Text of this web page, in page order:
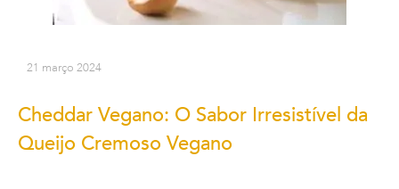
21 março 2024
Cheddar Vegano: O Sabor Irresistível da
Queijo Cremoso Vegano